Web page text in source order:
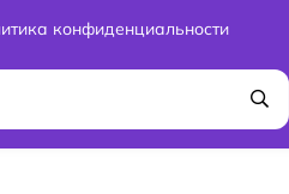
конфиденциальности